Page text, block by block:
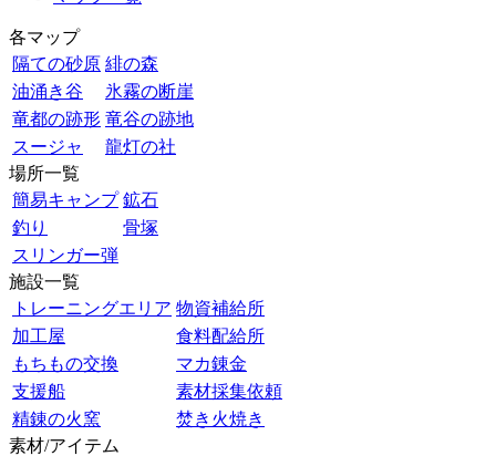
各マップ
隔ての砂原 緋の森
油涌き谷
氷霧の断崖
竜都の跡形 竜谷の跡地
スージャ
龍灯の社
場所一覧
簡易キャンプ 鉱石
釣り
骨塚
スリンガー弾
施設一覧
トレーニングエリア 物資補給所
加工屋
食料配給所
もちもの交換
マカ錬金
支援船
素材採集依頼
精錬の火窯
焚き火焼き
素材/アイテム